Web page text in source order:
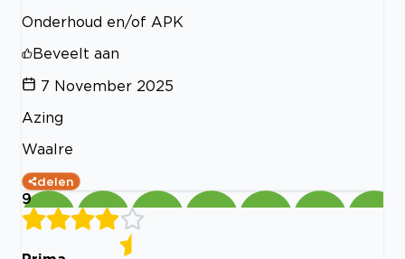
Onderhoud en/of APK
Beveelt aan
7 November 2025
Azing
Waalre
delen
9